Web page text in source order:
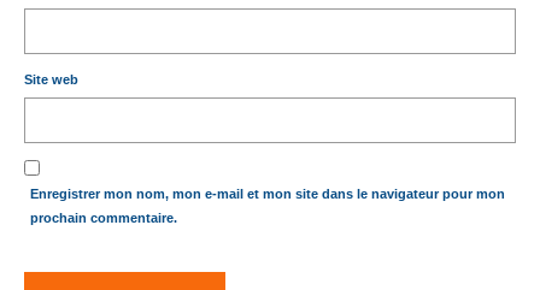
Site web
Enregistrer mon nom, mon e-mail et mon site dans le navigateur pour mon
prochain commentaire.